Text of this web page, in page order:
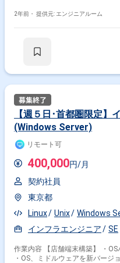
2年前・ 提供元: エンジニアルーム
【週５日･首都圏限定】
(Windows Server)
リモート可
400,000円/月
契約社員
東京都
Linux
Unix
Windows
インフラエンジニア
SE
作業内容 【店舗端末構築】 ・
・OS、ミドルウェアを新バージ